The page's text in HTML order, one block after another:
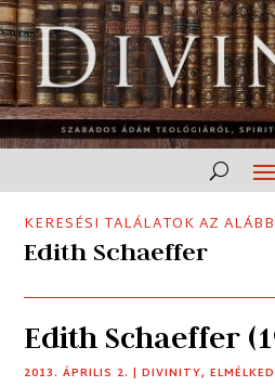
KERESÉSI TALÁLATOK AZ
Edith Schaeffer
Edith Schaeffer
2013. ÁPRILIS 2. |DIVINITY,